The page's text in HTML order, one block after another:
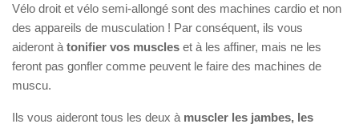
Vélo droit et vélo semi-allongé sont des machines cardio et non
des appareils de musculation ! Par conséquent, ils vous
aideront à tonifier vos muscles et à les affiner, mais ne les
feront pas gonfler comme peuvent le faire des machines de
muscu.
Ils vous aideront tous les deux à muscler les jambes, les